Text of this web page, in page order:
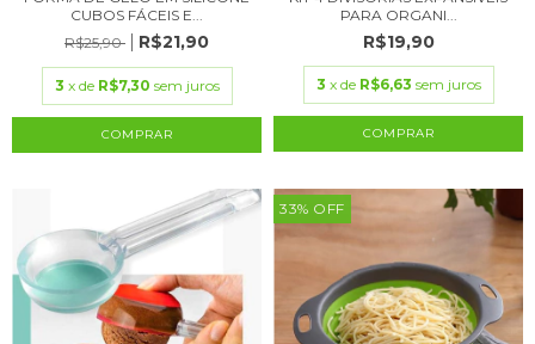
CUBOS FÁCEIS E...
R$25,90
R$21,90
3 x de R$7,30 sem juros
COMPRAR
PARA ORGANI...
R$19,90
3 x de R$6,63 sem juros
33% OFF